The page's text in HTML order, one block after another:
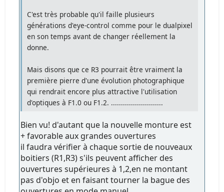
C'est très probable qu'il faille plusieurs
générations d'eye-control comme pour le dualpixel
en son temps avant de changer réellement la
donne.
Mais disons que ce R3 pourrait être vraiment la
première pierre d'une évolution photographique
qui rendrait encore plus attractive l'utilisation
d'optiques à F1.0 ou F1.2. ..........................
Bien vu! d'autant que la nouvelle monture est
+ favorable aux grandes ouvertures
il faudra vérifier à chaque sortie de nouveaux
boitiers (R1,R3) s'ils peuvent afficher des
ouvertures supérieures à 1,2,en ne montant
pas d'objo et en faisant tourner la bague des